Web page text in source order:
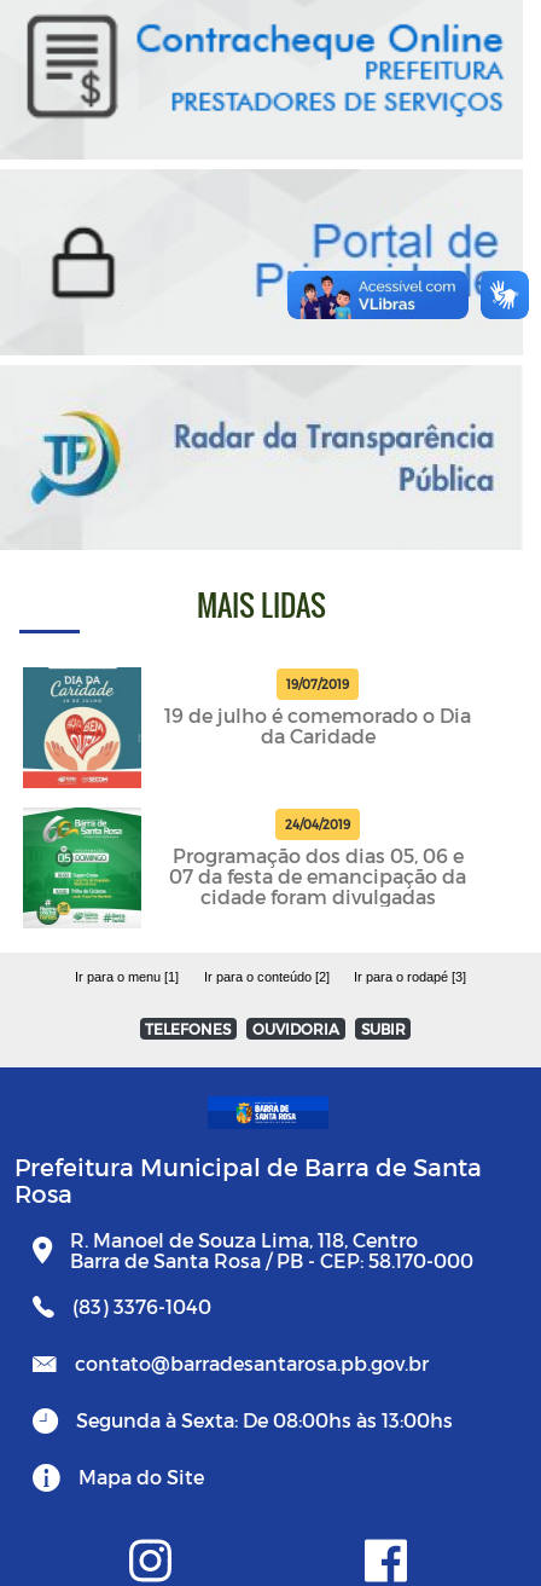
MAIS LIDAS
19/07/2019
19 de julho é comemorado o Dia
da Caridade
24/04/2019
Programação dos dias 05, 06 e
07 da festa de emancipação da
cidade foram divulgadas
Ir para o menu [1] Ir para o conteúdo [2] Ir para o rodapé [3]
TELEFONES OUVIDORIA SUBIR
Prefeitura Municipal de Barra de Santa
Rosa
R. Manoel de Souza Lima, 118, Centro
Barra de Santa Rosa / PB - CEP: 58.170-000
(83) 3376-1040
contato@barradesantarosa.pb.gov.br
Segunda à Sexta: De 08:00hs às 13:00hs
Mapa do Site